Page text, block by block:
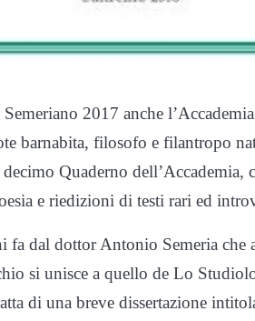
2017 anche
barnabita, filosofo e filantropo
Quaderno dell’Accademia,
e riedizioni di testi rari ed
fa dal dottor Antonio Semeria che
si unisce a quello de Lo
di una breve dissertazione